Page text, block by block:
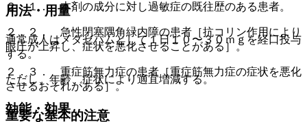
２．１． 本剤の成分に対し過敏症の既往歴のある患者。
２．２． 急性閉塞隅角緑内障の患者［抗コリン作用により
眼圧が上昇し、症状を悪化させることがある］。
２．３． 重症筋無力症の患者［重症筋無力症の症状を悪化
させるおそれがある］。
重要な基本的注意
用法・用量
通常成人はメダゼパムとして１日１０〜３０ｍｇを経口投与
する。
ただし、年齢、症状により適宜増減する。
効能・効果